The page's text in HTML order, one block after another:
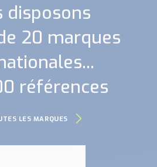
disposons
20 marques
références
LES MARQUES